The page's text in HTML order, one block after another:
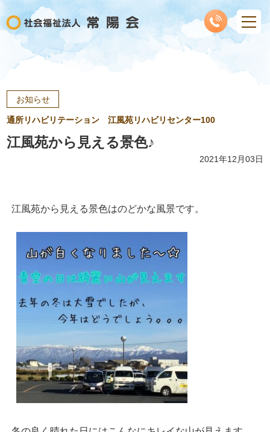
お知らせ
通所リハビリテーション 江風苑リハビリセンター100
江風苑から見える景色♪
2021年12月03日
江風苑から見える景色はのどかな風景です。